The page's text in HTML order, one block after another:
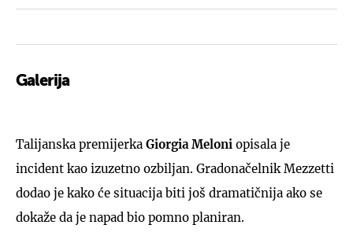
Galerija
Talijanska premijerka Giorgia Meloni opisala je
incident kao izuzetno ozbiljan. Gradonačelnik Mezzetti
dodao je kako će situacija biti još dramatičnija ako se
dokaže da je napad bio pomno planiran.